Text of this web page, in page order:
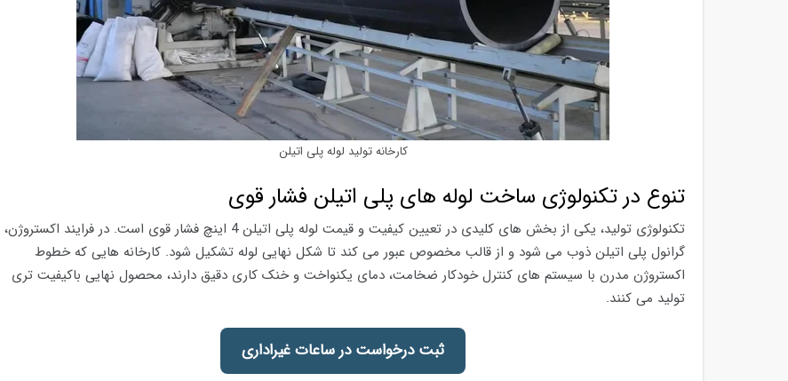
کارخانه تولید لوله پلی اتیلن
تنوع در تکنولوژی ساخت لوله های پلی اتیلن فشار قوی
تکنولوژی تولید، یکی از بخش های کلیدی در تعیین کیفیت و قیمت لوله پلی اتیلن 4 اینچ فشار قوی است. در فرایند اکستروژن،
گرانول پلی اتیلن ذوب می شود و از قالب مخصوص عبور می کند تا شکل نهایی لوله تشکیل شود. کارخانه هایی که خطوط
اکستروژن مدرن با سیستم های کنترل خودکار ضخامت، دمای یکنواخت و خنک کاری دقیق دارند، محصول نهایی باکیفیت تری
تولید می کنند.
ثبت درخواست در ساعات غیراداری